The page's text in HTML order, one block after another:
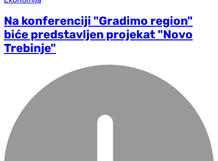
Na konferenciji "Gradimo region"
biće predstavljen projekat "Novo
Trebinje"